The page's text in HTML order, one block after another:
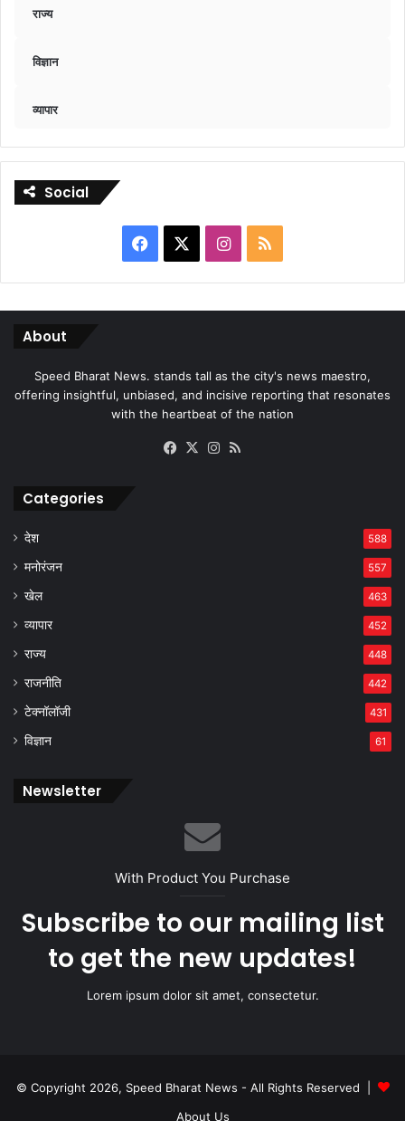
राज्य
विज्ञान
व्यापार
Social
Facebook Instagram
RSS
About
Speed Bharat News. stands tall as the city's news maestro,
offering insightful, unbiased, and incisive reporting that resonates
with the heartbeat of the nation
Facebook
X Instagram
Categories
देश 588
मनोरंजन 557
खेल 463
व्यापार 452
राज्य 448
राजनीति 442
टेक्नॉलॉजी 431
विज्ञान 61
Newsletter
With Product You Purchase
Subscribe to our mailing list
to get the new updates!
Lorem ipsum dolor sit amet, consectetur.
© Copyright 2026, Speed Bharat News - All Rights Reserved |
About Us